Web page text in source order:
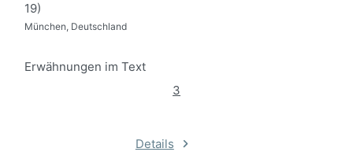
19)
München, Deutschland
Erwähnungen im Text
3
Details